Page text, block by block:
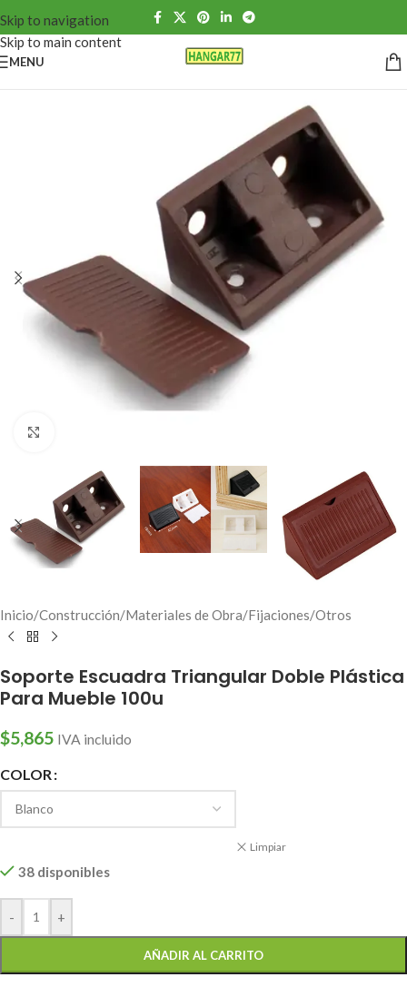
Skip to navigation
Skip to main content
MENU
Inicio/Construcción/Materiales de Obra/Fijaciones/Otros
Soporte Escuadra Triangular Doble Plástica
Para Mueble 100u
$5,865 IVA incluido
COLOR
Limpiar
38 disponibles
- +
AÑADIR AL CARRITO